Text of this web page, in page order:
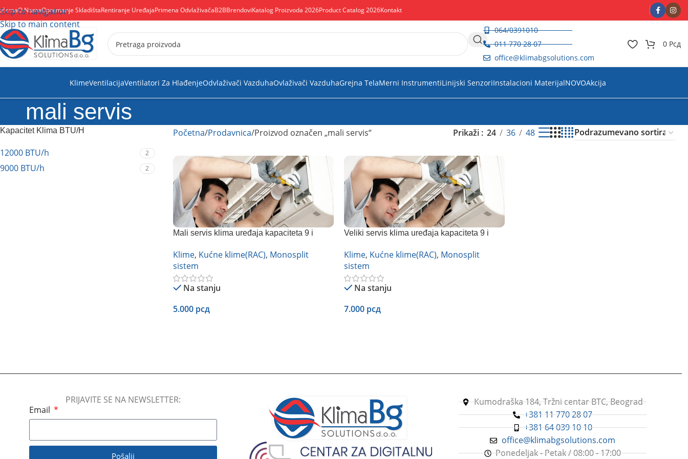
Skip to navigation
Skip to main content
O NamaOpremanje SkladištaRentiranje UređajaPrimena OdvlaživačaB2BBrendoviKatalog Proizvoda 2026Product Catalog 2026Kontakt
064/0391010
011 770 28 07
office@klimabgsolutions.com
0 Рсд
KlimeVentilacijaVentilatori Za HlađenjeOdvlaživači VazduhaOvlaživači VazduhaGrejna TelaMerni InstrumentiLinijski SenzoriInstalacioni MaterijalNOVOAkcija
mali servis
Kapacitet Klima BTU/H
12000 BTU/h 2
9000 BTU/h 2
Početna Prodavnica Proizvod označen „mali servis“ Prikaži 24 36 48
Mali servis klima uređaja kapaciteta 9 i
Klime, Kućne klime(RAC), Monosplit
sistem
Na stanju
5.000 рсд
Veliki servis klima uređaja kapaciteta 9 i
Klime, Kućne klime(RAC), Monosplit
sistem
Na stanju
7.000 рсд
PRIJAVITE SE NA NEWSLETTER:
Email
Pošalji
Kumodraška 184, Tržni centar BTC, Beograd
+381 11 770 28 07
+381 64 039 10 10
office@klimabgsolutions.com
Ponedeljak - Petak / 08:00 - 17:00